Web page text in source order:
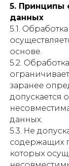
5. Принципы
данных
5.1.
основе.
5.2.
заранее
допускается
данных.
5.3. Не
содержащих
которых